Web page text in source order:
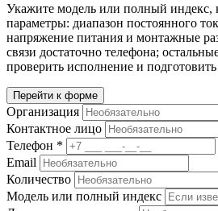
Укажите модель или полный индекс,
параметры: диапазон постоянного
напряжение питания и монтажные
связи достаточно телефона;
проверить исполнение и
Перейти к форме
Организация
Контактное лицо
Телефон *
Email
Количество
Модель или полный индекс